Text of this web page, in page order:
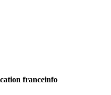
franceinfo